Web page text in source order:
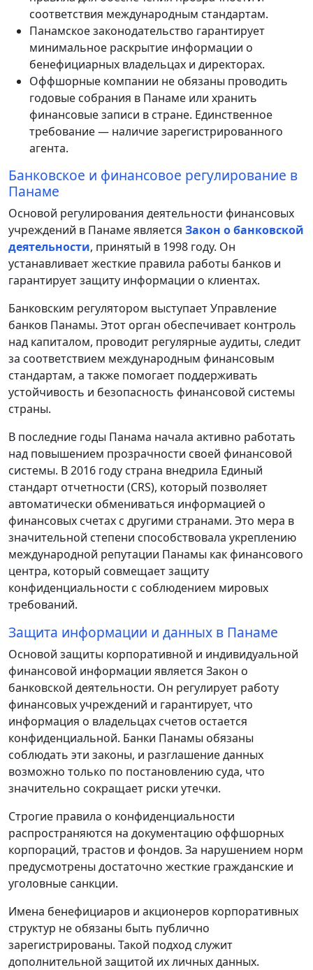
соответствия международным стандартам.
Панамское законодательство гарантирует
минимальное раскрытие информации о
бенефициарных владельцах и директорах.
Оффшорные компании не обязаны проводить
годовые собрания в Панаме или хранить
финансовые записи в стране. Единственное
требование — наличие зарегистрированного
агента.
Банковское и финансовое регулирование в
Панаме
Основой регулирования деятельности финансовых
учреждений в Панаме является Закон о банковской
деятельности, принятый в 1998 году. Он
устанавливает жесткие правила работы банков и
гарантирует защиту информации о клиентах.
Банковским регулятором выступает Управление
банков Панамы. Этот орган обеспечивает контроль
над капиталом, проводит регулярные аудиты, следит
за соответствием международным финансовым
стандартам, а также помогает поддерживать
устойчивость и безопасность финансовой системы
страны.
В последние годы Панама начала активно работать
над повышением прозрачности своей финансовой
системы. В 2016 году страна внедрила Единый
стандарт отчетности (CRS), который позволяет
автоматически обмениваться информацией о
финансовых счетах с другими странами. Это мера в
значительной степени способствовала укреплению
международной репутации Панамы как финансового
центра, который совмещает защиту
конфиденциальности с соблюдением мировых
требований.
Защита информации и данных в Панаме
Основой защиты корпоративной и индивидуальной
финансовой информации является Закон о
банковской деятельности. Он регулирует работу
финансовых учреждений и гарантирует, что
информация о владельцах счетов остается
конфиденциальной. Банки Панамы обязаны
соблюдать эти законы, и разглашение данных
возможно только по постановлению суда, что
значительно сокращает риски утечки.
Строгие правила о конфиденциальности
распространяются на документацию оффшорных
корпораций, трастов и фондов. За нарушением норм
предусмотрены достаточно жесткие гражданские и
уголовные санкции.
Имена бенефициаров и акционеров корпоративных
структур не обязаны быть публично
зарегистрированы. Такой подход служит
дополнительной защитой их личных данных.